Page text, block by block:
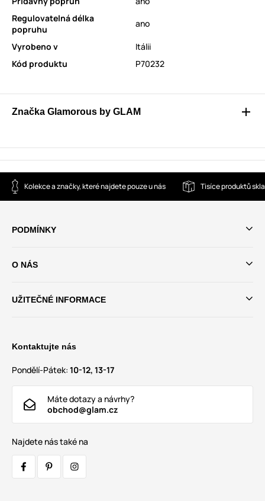
Regulovatelná délka
popruhu
ano
Vyrobeno v
Itálii
Kód produktu
P70232
Značka Glamorous by GLAM
Kolekce a značky, které najdete pouze u nás Tisíce produktů
PODMÍNKY
O NÁS
UŽITEČNÉ INFORMACE
Kontaktujte nás
Pondělí-Pátek: 10-12, 13-17
Máte dotazy a návrhy?
obchod@glam.cz
Najdete nás také na